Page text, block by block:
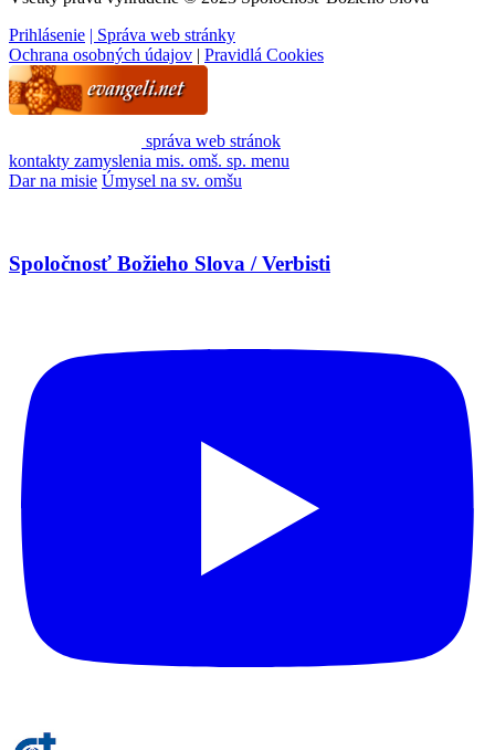
Prihlásenie | Správa web stránky
Ochrana osobných údajov | Pravidlá Cookies
správa web stránok
kontakty zamyslenia mis. omš. sp. menu
Dar na misie Úmysel na sv. omšu
Spoločnosť Božieho Slova / Verbisti